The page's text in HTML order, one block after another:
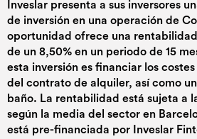
Inveslar presenta a sus inversores
de inversión en una operación de
oportunidad ofrece una
de un 8,50% en un periodo de 15
esta inversión es financiar los
del contrato de alquiler, así como
baño. La rentabilidad está sujeta a
según la media del sector en
está pre-financiada por Inveslar